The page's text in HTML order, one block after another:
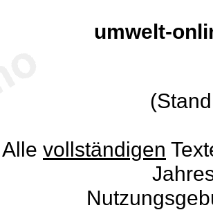
umwelt-
Alle vollständigen